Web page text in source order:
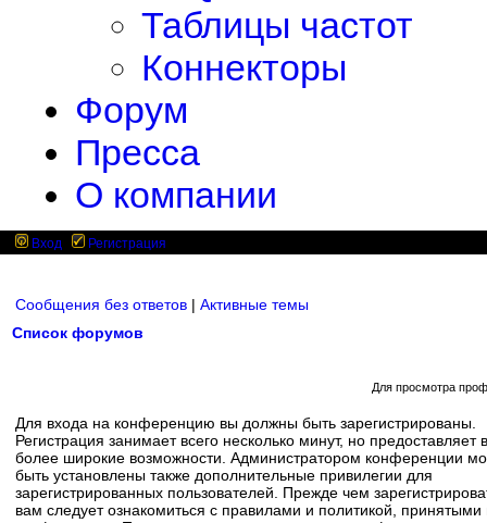
Таблицы частот
Коннекторы
Форум
Пресса
О компании
Вход Регистрация
Сообщения без ответов | Активные темы
Список форумов
Для просмотра
Для входа на конференцию вы должны быть зарегистрированы.
Регистрация занимает всего несколько минут, но предоставляет
более широкие возможности. Администратором конференции
быть установлены также дополнительные привилегии для
зарегистрированных пользователей. Прежде чем
вам следует ознакомиться с правилами и политикой, принятыми